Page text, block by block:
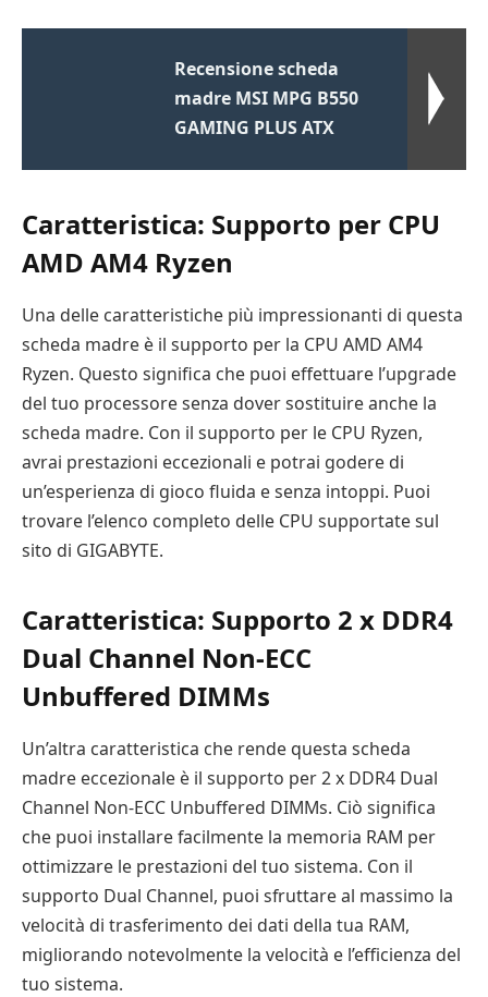
Recensione scheda
madre MSI MPG B550
GAMING PLUS ATX
Caratteristica: Supporto per CPU
AMD AM4 Ryzen
Una delle caratteristiche più impressionanti di questa
scheda madre è il supporto per la CPU AMD AM4
Ryzen. Questo significa che puoi effettuare l’upgrade
del tuo processore senza dover sostituire anche la
scheda madre. Con il supporto per le CPU Ryzen,
avrai prestazioni eccezionali e potrai godere di
un’esperienza di gioco fluida e senza intoppi. Puoi
trovare l’elenco completo delle CPU supportate sul
sito di GIGABYTE.
Caratteristica: Supporto 2 x DDR4
Dual Channel Non-ECC
Unbuffered DIMMs
Un’altra caratteristica che rende questa scheda
madre eccezionale è il supporto per 2 x DDR4 Dual
Channel Non-ECC Unbuffered DIMMs. Ciò significa
che puoi installare facilmente la memoria RAM per
ottimizzare le prestazioni del tuo sistema. Con il
supporto Dual Channel, puoi sfruttare al massimo la
velocità di trasferimento dei dati della tua RAM,
migliorando notevolmente la velocità e l’efficienza del
tuo sistema.